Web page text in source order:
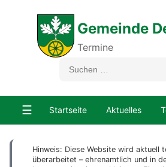
Gemeinde
Termine
☰ Startseite Aktuelles
Hinweis: Diese Website wird aktuell
überarbeitet – ehrenamtlich und in